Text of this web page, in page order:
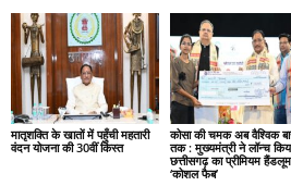
मातृशक्ति के खातों में पहुँची महतारी
वंदन योजना की 30वीं किस्त
कोसा की चमक अब वैश्विक
तक : मुख्यमंत्री ने लॉन्च
छत्तीसगढ़ का प्रीमियम
‘कोशल फैब’